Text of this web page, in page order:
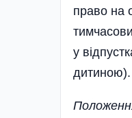
право на
у
дитиною).